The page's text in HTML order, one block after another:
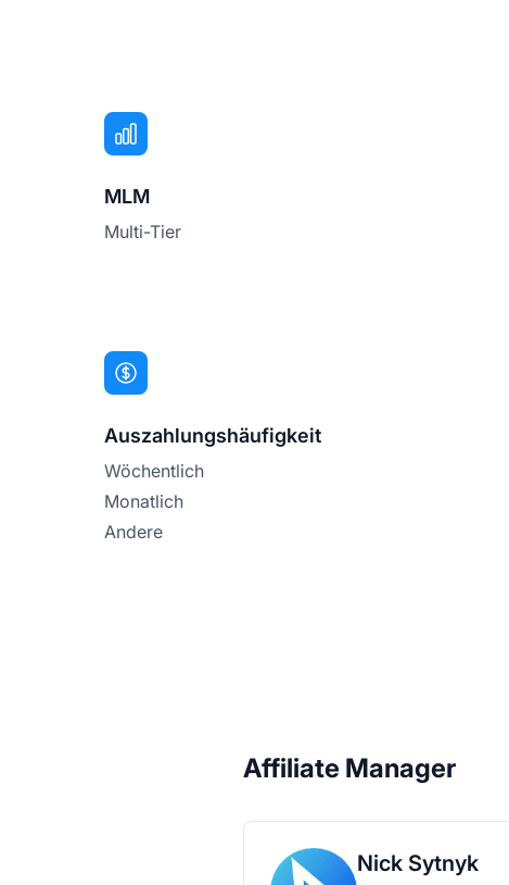
MLM
Multi-Tier
Auszahlungshäufigkeit
Wöchentlich
Monatlich
Andere
Affiliate Manager
Nick Sytnyk